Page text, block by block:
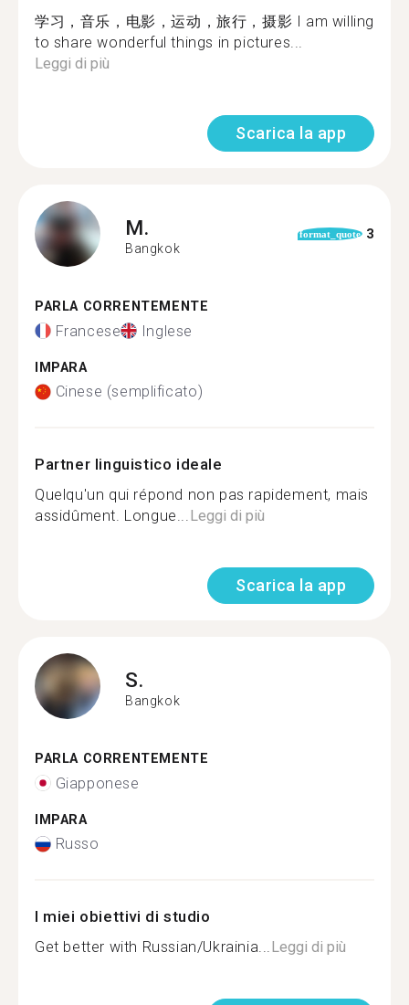
学习，音乐，电影，运动，旅行，摄影 I am willing
to share wonderful things in pictures...
Leggi di più
Scarica la app
M.
Bangkok
format_quote 3
PARLA CORRENTEMENTE
Francese Inglese
IMPARA
Cinese (semplificato)
Partner linguistico ideale
Quelqu'un qui répond non pas rapidement, mais
assidûment. Longue...Leggi di più
Scarica la app
S.
Bangkok
PARLA CORRENTEMENTE
Giapponese
IMPARA
Russo
I miei obiettivi di studio
Get better with Russian/Ukrainia...Leggi di più